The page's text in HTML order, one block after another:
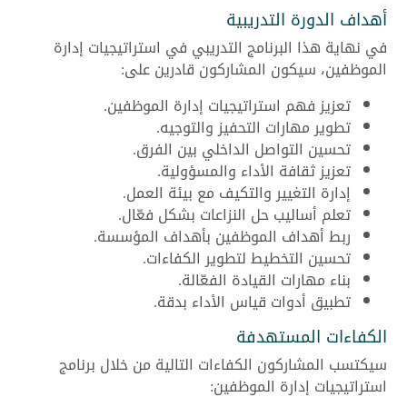
أهداف الدورة التدريبية
في نهاية هذا البرنامج التدريبي في استراتيجيات إدارة
الموظفين، سيكون المشاركون قادرين على:
تعزيز فهم استراتيجيات إدارة الموظفين.
تطوير مهارات التحفيز والتوجيه.
تحسين التواصل الداخلي بين الفرق.
تعزيز ثقافة الأداء والمسؤولية.
إدارة التغيير والتكيف مع بيئة العمل.
تعلم أساليب حل النزاعات بشكل فعّال.
ربط أهداف الموظفين بأهداف المؤسسة.
تحسين التخطيط لتطوير الكفاءات.
بناء مهارات القيادة الفعّالة.
تطبيق أدوات قياس الأداء بدقة.
الكفاءات المستهدفة
سيكتسب المشاركون الكفاءات التالية من خلال برنامج
استراتيجيات إدارة الموظفين: